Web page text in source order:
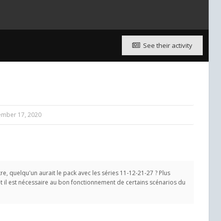
See their activity
17, 2020
quelqu'un aurait le pack avec les séries 11-12-21-27 ? Plus
est nécessaire au bon fonctionnement de certains scénarios du